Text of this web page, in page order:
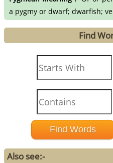
a pygmy or dwarf; dwarfish;
Find
Also see:-